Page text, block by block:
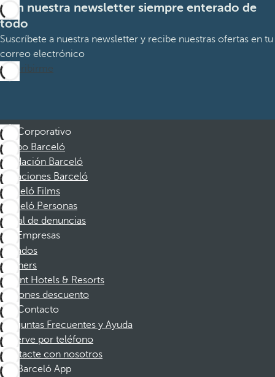
Con nuestra newsletter siempre enterado de
todo
Suscríbete a nuestra newsletter y recibe nuestras ofertas en tu
correo electrónico
Suscribirme
Corporativo
Grupo Barceló
Fundación Barceló
Vacaciones Barceló
Barceló Films
Barceló Personas
Canal de denuncias
Empresas
Afiliados
Partners
Dorint Hotels & Resorts
Cupones descuento
Contacto
Preguntas Frecuentes y Ayuda
Reserve por teléfono
Contacte con nosotros
Barceló App